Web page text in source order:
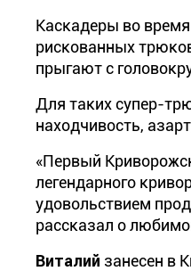
Каскадеры во
рискованных
прыгают с
Для таких супер-
находчивость,
«Первый
легендарного
удовольствием
рассказал о
Виталий занесен в